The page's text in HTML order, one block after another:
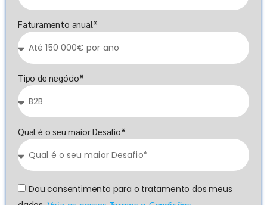
Faturamento anual*
Tipo de negócio*
Qual é o seu maior Desafio*
Dou consentimento para o tratamento dos meus